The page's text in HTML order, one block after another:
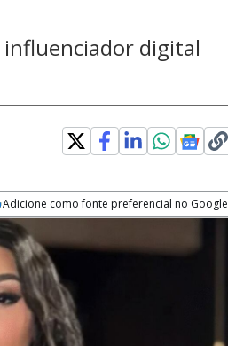
influenciador digital
Adicione como fonte preferencial no Google
in new window